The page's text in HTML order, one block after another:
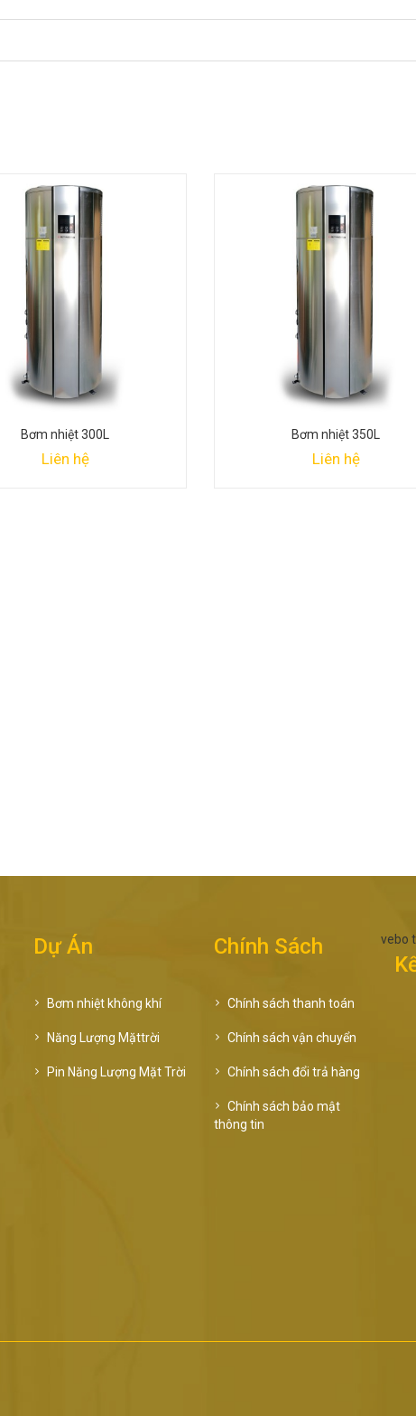
Bơm nhiệt 300L
Liên hệ
Bơm nhiệt 350L
Liên hệ
vebo
Dự Án
Bơm nhiệt không khí
Năng Lượng Mặttrời
Pin Năng Lượng Mặt Trời
Chính Sách
Chính sách thanh toán
Chính sách vận chuyển
Chính sách đổi trả hàng
Chính sách bảo mật
thông tin